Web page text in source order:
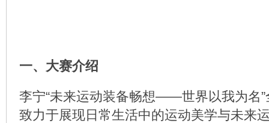
一、大赛介绍
李宁“未来运动装备畅想——世界以我为名”
致力于展现日常生活中的运动美学与未来